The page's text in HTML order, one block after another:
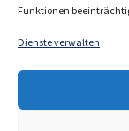
Funktionen
Dienste verwalten